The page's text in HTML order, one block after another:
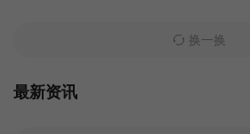
换一换
最新资讯